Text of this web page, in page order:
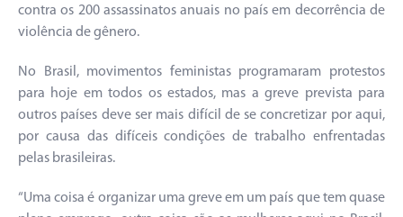
contra os 200 assassinatos anuais no país em decorrência de
violência de gênero.
No Brasil, movimentos feministas programaram protestos
para hoje em todos os estados, mas a greve prevista para
outros países deve ser mais difícil de se concretizar por aqui,
por causa das difíceis condições de trabalho enfrentadas
pelas brasileiras.
“Uma coisa é organizar uma greve em um país que tem quase